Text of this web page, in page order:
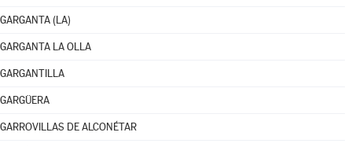
GARGANTA (LA)
GARGANTA LA OLLA
GARGANTILLA
GARGÜERA
GARROVILLAS DE ALCONÉTAR